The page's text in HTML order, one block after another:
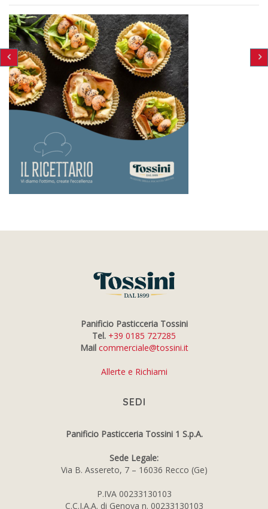
Panificio Pasticceria Tossini
Tel. +39 0185 727285
Mail commerciale@tossini.it
Allerte e Richiami
SEDI
Panificio Pasticceria Tossini 1 S.p.A.
Sede Legale:
Via B. Assereto, 7 – 16036 Recco (Ge)
P.IVA 00233130103
C.C.I.A.A. di Genova n. 00233130103